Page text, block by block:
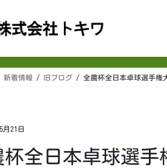
新着情報 旧ブログ 全農杯全日本卓球選手権
月21日
杯全日本卓球選手